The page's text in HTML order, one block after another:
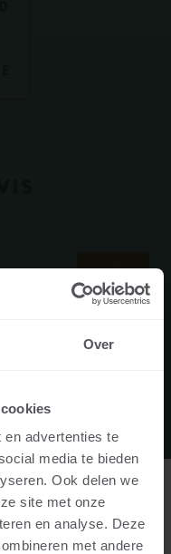
Over
en advertenties te
media te bieden
Ook delen we
site met onze
en analyse. Deze
met andere
ALS